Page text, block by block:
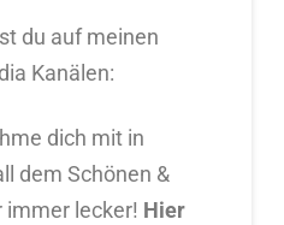
du auf meinen
Kanälen:
dich mit in
dem Schönen &
lecker! Hier